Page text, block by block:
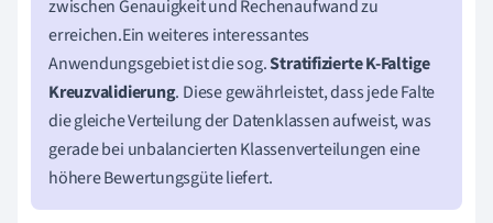
zwischen Genauigkeit und Rechenaufwand zu
erreichen.Ein weiteres interessantes
Anwendungsgebiet ist die sog.Stratifizierte K-Faltige
Kreuzvalidierung. Diese gewährleistet, dass jede Falte
die gleiche Verteilung der Datenklassen aufweist, was
gerade bei unbalancierten Klassenverteilungen eine
höhere Bewertungsgüte liefert.